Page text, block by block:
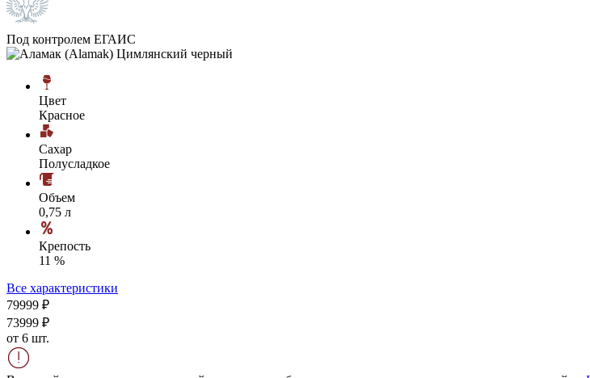
Под контролем ЕГАИС
Цвет
Красное
Сахар
Полусладкое
Объем
0,75 л
Крепость
11 %
Все характеристики
79999 ₽
73999 ₽
от 6 шт.